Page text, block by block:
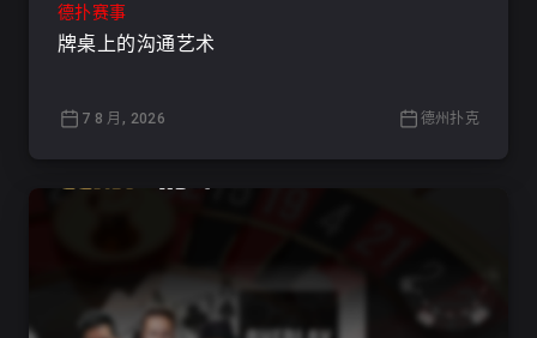
德扑赛事
牌桌上的沟通艺术
7 8 月, 2026 德州扑克